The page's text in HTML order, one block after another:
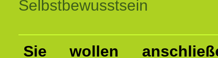
Selbstbewusstsein
Sie wollen